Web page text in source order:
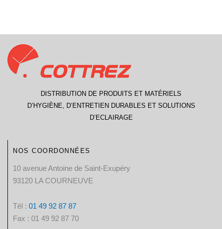
DISTRIBUTION DE PRODUITS ET MATÉRIELS
D’HYGIÈNE, D’ENTRETIEN DURABLES ET SOLUTIONS
D’ECLAIRAGE
NOS COORDONNÉES
10 avenue Antoine de Saint-Exupéry
93120 LA COURNEUVE
Tél : 01 49 92 87 87​
Fax : 01 49 92 87 70